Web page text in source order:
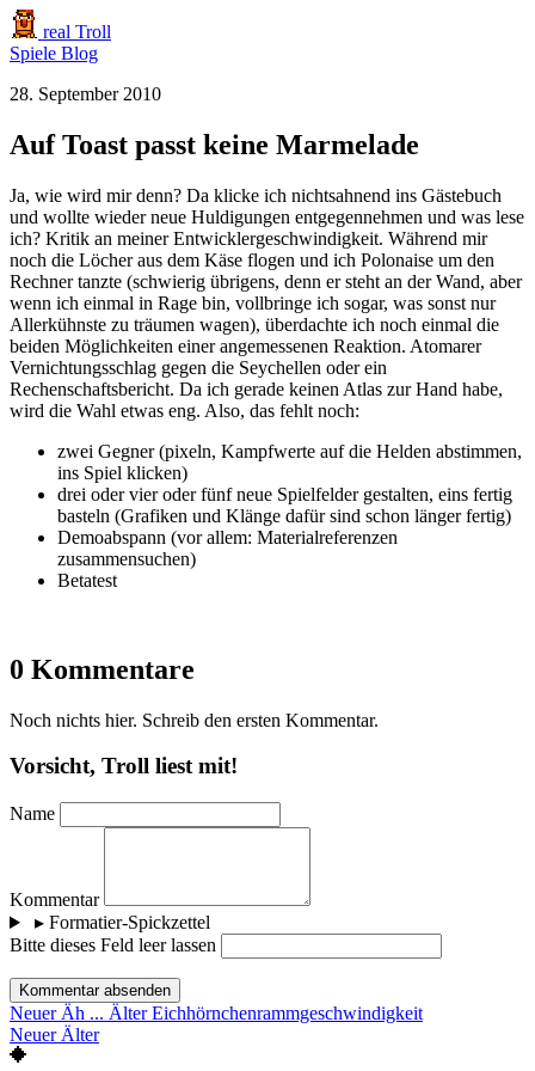
real Troll
Spiele Blog
28. September 2010
Auf Toast passt keine Marmelade
Ja, wie wird mir denn? Da klicke ich nichtsahnend ins Gästebuch
und wollte wieder neue Huldigungen entgegennehmen und was lese
ich? Kritik an meiner Entwicklergeschwindigkeit. Während mir
noch die Löcher aus dem Käse flogen und ich Polonaise um den
Rechner tanzte (schwierig übrigens, denn er steht an der Wand, aber
wenn ich einmal in Rage bin, vollbringe ich sogar, was sonst nur
Allerkühnste zu träumen wagen), überdachte ich noch einmal die
beiden Möglichkeiten einer angemessenen Reaktion. Atomarer
Vernichtungsschlag gegen die Seychellen oder ein
Rechenschaftsbericht. Da ich gerade keinen Atlas zur Hand habe,
wird die Wahl etwas eng. Also, das fehlt noch:
zwei Gegner (pixeln, Kampfwerte auf die Helden abstimmen,
ins Spiel klicken)
drei oder vier oder fünf neue Spielfelder gestalten, eins fertig
basteln (Grafiken und Klänge dafür sind schon länger fertig)
Demoabspann (vor allem: Materialreferenzen
zusammensuchen)
Betatest
0 Kommentare
Noch nichts hier. Schreib den ersten Kommentar.
Vorsicht, Troll liest mit!
Name
Kommentar
▸Formatier-Spickzettel
Bitte dieses Feld leer lassen
Kommentar absenden
Neuer Äh ... Älter Eichhörnchenrammgeschwindigkeit
Neuer Älter